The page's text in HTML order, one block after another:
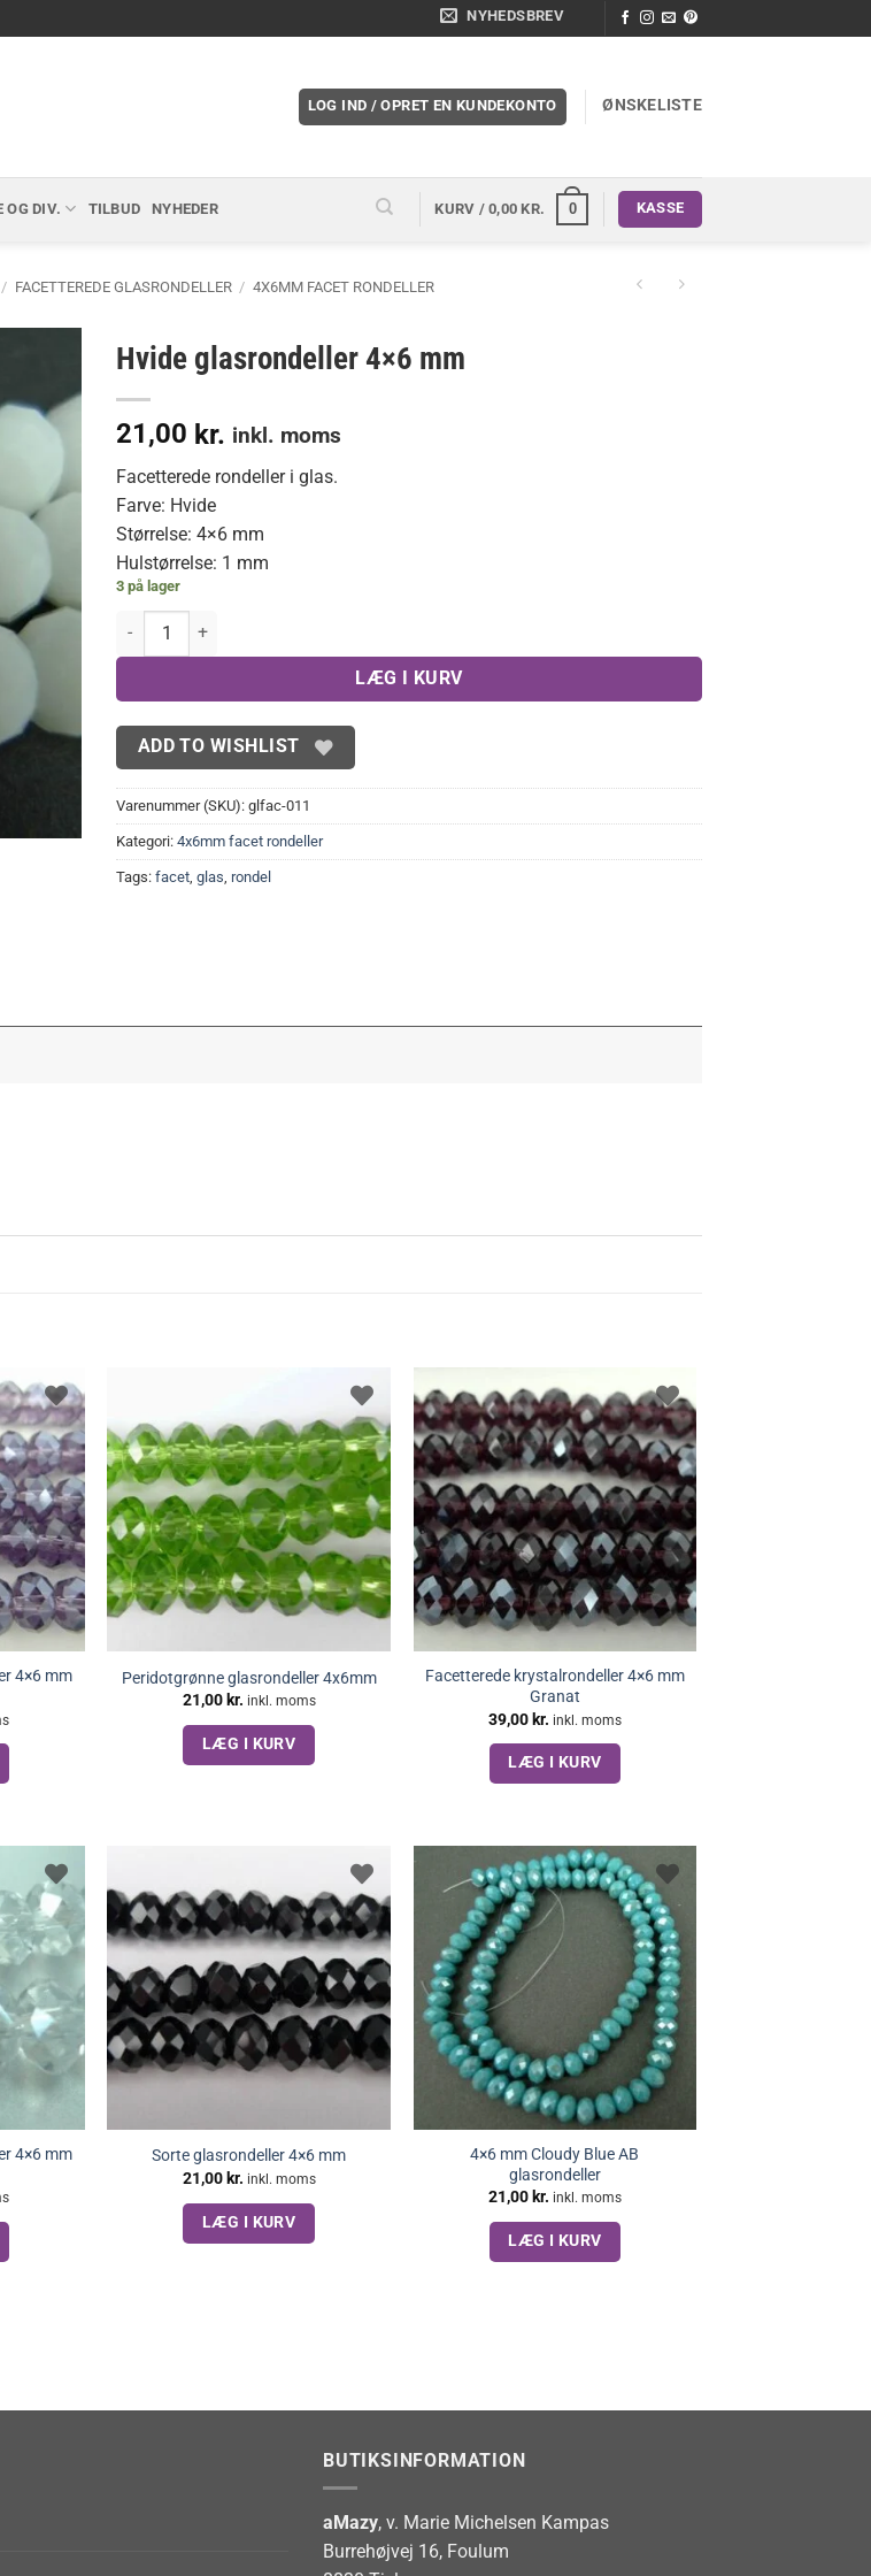
NYHEDSBREV
LOG IND / OPRET EN KUNDEKONTO ØNSKELISTE
OG DIV. TILBUD NYHEDER KURV /0,00KR. 0 KASSE
/ FACETTEREDE GLASRONDELLER / 4X6MM FACET RONDELLER
Hvide glasrondeller 4×6 mm
21,00 kr. inkl. moms
Facetterede rondeller i glas.
Farve: Hvide
Størrelse: 4×6 mm
Hulstørrelse: 1 mm
3 på lager
Hvide glasrondeller 4x6 mm antal
LÆG I KURV
ADD TO WISHLIST
Varenummer (SKU): glfac-011
Kategori: 4x6mm facet rondeller
Tags: facet glas rondel
4×6 mm
Peridotgrønne glasrondeller 4x6mm
21,00 kr. inkl. moms
LÆG I KURV
Facetterede krystalrondeller 4×6 mm
Granat
39,00 kr. inkl. moms
LÆG I KURV
4×6 mm
Sorte glasrondeller 4×6 mm
21,00 kr. inkl. moms
LÆG I KURV
4×6 mm Cloudy Blue AB
glasrondeller
21,00 kr. inkl. moms
LÆG I KURV
BUTIKSINFORMATION
aMazy, v. Marie Michelsen Kampas
Burrehøjvej 16, Foulum